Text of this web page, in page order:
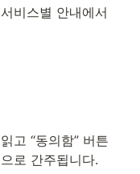
비스별 안내에서
고 “동의함” 버튼
로 간주됩니다.